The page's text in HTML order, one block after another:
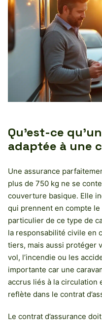
Qu’est-ce
adaptée à une
Une assurance
plus de 750 kg ne se
couverture basique. Elle
qui prennent en compte le
particulier de ce type de
la responsabilité civile en
tiers, mais aussi protéger
vol, l’incendie ou les
importante car une
accrus liés à la circulation
reflète dans le contrat
Le contrat d’assurance